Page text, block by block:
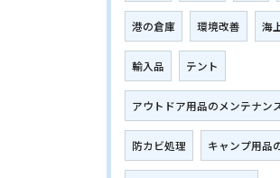
港の倉庫 環境改善 海
輸入品 テント
アウトドア用品のメンテナン
防カビ処理 キャンプ用品